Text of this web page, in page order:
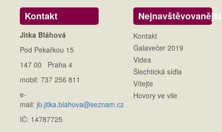
Kontakt
Jitka Bláhová
Pod Pekařkou 15
147 00 Praha 4
mobil: 737 256 811
e-
mail: jb.jitka.blahova@seznam.cz
IČ: 14787725
Nejnavštěvovanější
Kontakt
Galavečer 2019
Videa
Šlechtická sídla
Vítejte
Hovory ve vile